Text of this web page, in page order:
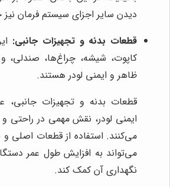
دیدن سایر اجزای سیستم فرمان
قطعات بدنه و تجهیزات جانبی:
کاپوت، شیشه، چراغ‌ها، صندلی،
ظاهر و ایمنی لودر هستند.
قطعات بدنه و تجهیزات جانبی،
ایمنی لودر، نقش مهمی در راحتی و
می‌کنند. استفاده از قطعات اصلی
می‌تواند به افزایش طول عمر
نگهداری آن کمک کند.